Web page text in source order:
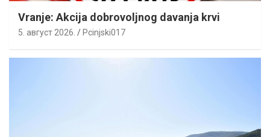
Vranje: Akcija dobrovoljnog davanja krvi
5. август 2026. Pcinjski017